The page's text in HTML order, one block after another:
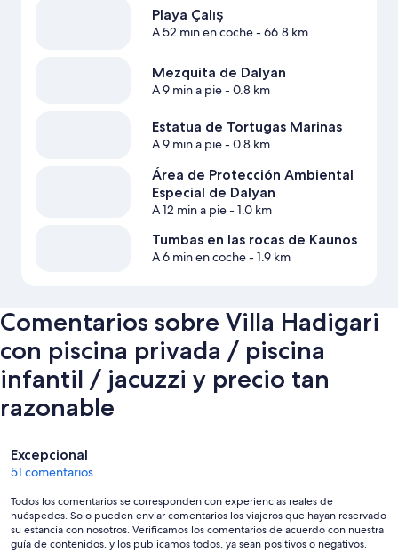
Playa Çalış
A 52 min en coche- 66.8 km
Mezquita de Dalyan
A 9 min a pie- 0.8 km
Estatua de Tortugas Marinas
A 9 min a pie- 0.8 km
Área de Protección Ambiental
Especial de Dalyan
A 12 min a pie- 1.0 km
Tumbas en las rocas de Kaunos
A 6 min en coche- 1.9 km
Comentarios sobre Villa Hadigari
con piscina privada / piscina
infantil / jacuzzi y precio tan
razonable
Comentarios
Excepcional
51 comentarios
Todos los comentarios se corresponden con experiencias reales de
huéspedes. Solo pueden enviar comentarios los viajeros que hayan reservado
su estancia con nosotros. Verificamos los comentarios de acuerdo con nuestra
guía de contenidos, y los publicamos todos, ya sean positivos o negativos.